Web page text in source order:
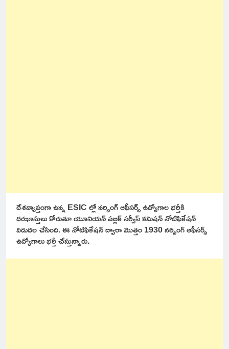
దేశవ్యాప్తంగా ఉన్న ESIC ల్లో నర్సింగ్ ఆఫీసర్స్ ఉద్యోగాల భర్తీకి
దరఖాస్తులు కోరుతూ యూనియన్ పబ్లిక్ సర్వీస్ కమిషన్ నోటిఫికేషన్
విడుదల చేసింది. ఈ నోటిఫికేషన్ ద్వారా మొత్తం 1930 నర్సింగ్ ఆఫీసర్స్
ఉద్యోగాలు భర్తీ చేస్తున్నారు.